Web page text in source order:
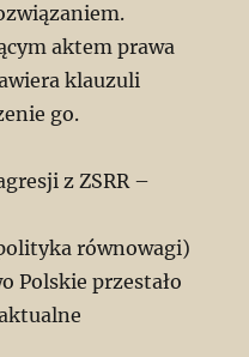
aktem prawa
klauzuli
go.
z ZSRR –
równowagi)
Polskie przestało